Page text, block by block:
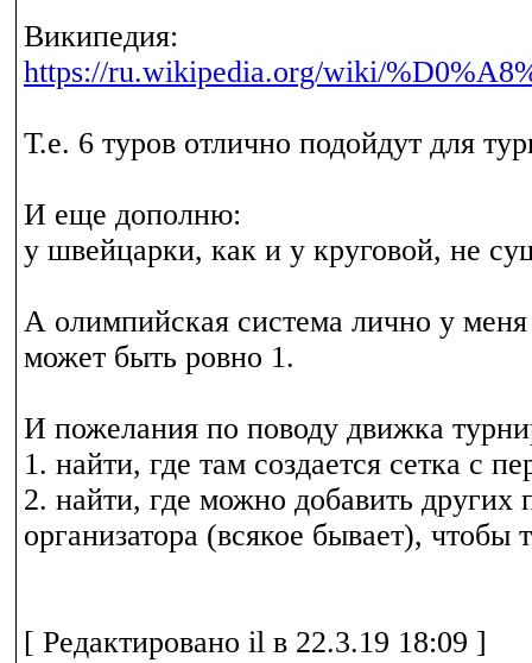
Википедия:
https://ru.wikipedia.org/wiki/
Т.е. 6 туров отлично подойдут для
И еще дополню:
у швейцарки, как и у круговой, не
А олимпийская система лично у
может быть ровно 1.
И пожелания по поводу движка
1. найти, где там создается сетка с
2. найти, где можно добавить других
организатора (всякое бывает), чтобы
[ Редактировано il в 22.3.19 18:09 ]